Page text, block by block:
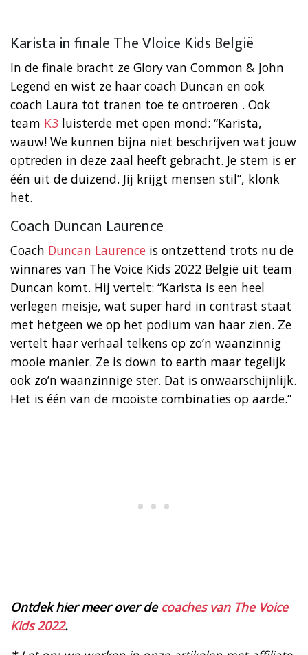
Karista in finale The Vloice Kids België
In de finale bracht ze Glory van Common & John
Legend en wist ze haar coach Duncan en ook
coach Laura tot tranen toe te ontroeren . Ook
team K3 luisterde met open mond: “Karista,
wauw! We kunnen bijna niet beschrijven wat jouw
optreden in deze zaal heeft gebracht. Je stem is er
één uit de duizend. Jij krijgt mensen stil”, klonk
het.
Coach Duncan Laurence
Coach Duncan Laurence is ontzettend trots nu de
winnares van The Voice Kids 2022 België uit team
Duncan komt. Hij vertelt: “Karista is een heel
verlegen meisje, wat super hard in contrast staat
met hetgeen we op het podium van haar zien. Ze
vertelt haar verhaal telkens op zo’n waanzinnig
mooie manier. Ze is down to earth maar tegelijk
ook zo’n waanzinnige ster. Dat is onwaarschijnlijk.
Het is één van de mooiste combinaties op aarde.”
Ontdek hier meer over de coaches van The Voice
Kids 2022.